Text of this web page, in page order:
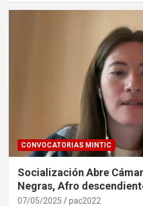
CONVOCATORIAS MINTIC
Socialización Abre
Negras, Afro
Palenqueras. 6 de Mayo
07/05/2025 pac2022